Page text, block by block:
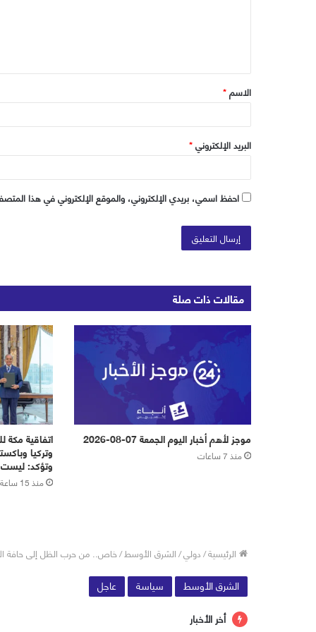
ق
*
الاسم*
البريد الإلكتروني*
احفظ اسمي، بريدي الإلكتروني، والموقع الإلكتروني في هذا
مقالات ذات صلة
موجز لأهم أخبار اليوم الجمعة 07-08-2026
منذ 7 ساعات
اتفاقية مكة
وتركيا
وتؤكد:
منذ 15 ساعة